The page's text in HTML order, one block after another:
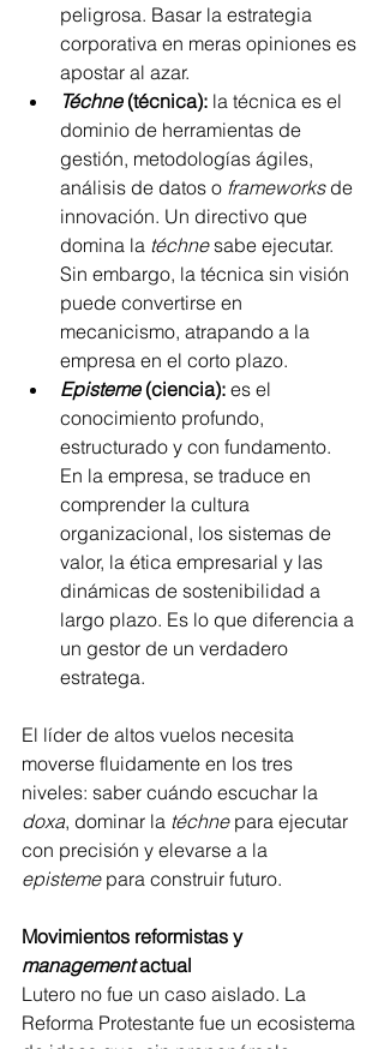
peligrosa. Basar la estrategia
corporativa en meras opiniones es
apostar al azar.
Téchne (técnica): la técnica es el
dominio de herramientas de
gestión, metodologías ágiles,
análisis de datos o frameworks de
innovación. Un directivo que
domina la téchne sabe ejecutar.
Sin embargo, la técnica sin visión
puede convertirse en
mecanicismo, atrapando a la
empresa en el corto plazo.
Episteme (ciencia): es el
conocimiento profundo,
estructurado y con fundamento.
En la empresa, se traduce en
comprender la cultura
organizacional, los sistemas de
valor, la ética empresarial y las
dinámicas de sostenibilidad a
largo plazo. Es lo que diferencia a
un gestor de un verdadero
estratega.
El líder de altos vuelos necesita
moverse fluidamente en los tres
niveles: saber cuándo escuchar la
doxa, dominar la téchne para ejecutar
con precisión y elevarse a la
episteme para construir futuro.
Movimientos reformistas y
management actual
Lutero no fue un caso aislado. La
Reforma Protestante fue un ecosistema